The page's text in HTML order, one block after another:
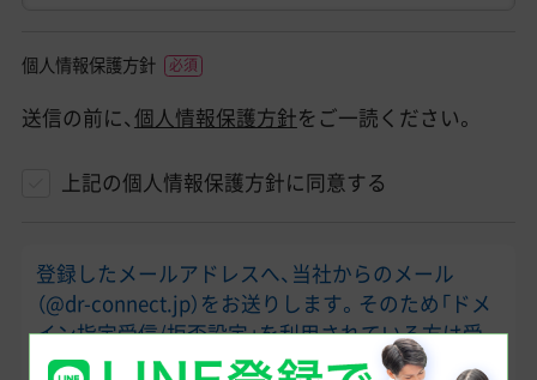
個人情報保護方針
送信の前に、個人情報保護方針をご一読ください。
上記の個人情報保護方針に同意する
登録したメールアドレスへ、当社からのメール
（@dr-connect.jp）をお送りします。そのため「ドメ
イン指定受信/拒否設定」を利用されている方は受
け取れるようにお願いします。